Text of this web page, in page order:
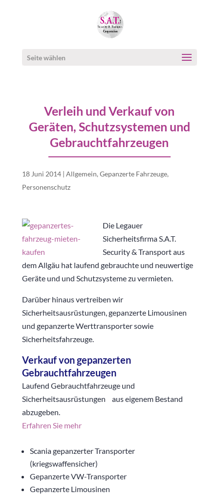
Seite wählen
Verleih und Verkauf von
Geräten, Schutzsystemen und
Gebrauchtfahrzeugen
18 Juni 2014| Allgemein, Gepanzerte Fahrzeuge,
Personenschutz
Die Legauer
Sicherheitsfirma S.A.T.
Security & Transport aus
dem Allgäu hat laufend gebrauchte und neuwertige
Geräte und und Schutzsysteme zu vermieten.
Darüber hinaus vertreiben wir
Sicherheitsausrüstungen, gepanzerte Limousinen
und gepanzerte Werttransporter sowie
Sicherheitsfahrzeuge.
Verkauf von gepanzerten
Gebrauchtfahrzeugen
Laufend Gebrauchtfahrzeuge und
Sicherheitsausrüstungen aus eigenem Bestand
abzugeben.
Erfahren Sie mehr
Scania gepanzerter Transporter
(kriegswaffensicher)
Gepanzerte VW-Transporter
Gepanzerte Limousinen